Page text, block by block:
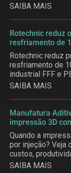
SAIBA MAIS
Rotechnic reduz
resfriamento de
Rotechnic reduz
resfriamento de
industrial FFF e
SAIBA MAIS
Manufatura
impressão 3D
Quando a
por injeção? Veja
custos,
SAIBA MAIS